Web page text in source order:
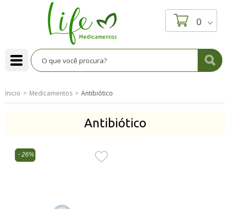
0
Inicio Medicamentos Antibiótico
Antibiótico
26%